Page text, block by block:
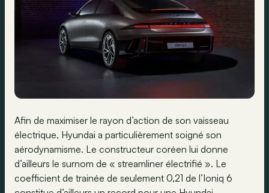
Afin de maximiser le rayon d’action de son vaisseau
électrique, Hyundai a particulièrement soigné son
aérodynamisme. Le constructeur coréen lui donne
d’ailleurs le surnom de « streamliner électrifié ». Le
coefficient de trainée de seulement 0,21 de l’Ioniq 6